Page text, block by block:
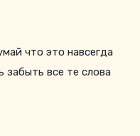
что это навсегда
все те слова